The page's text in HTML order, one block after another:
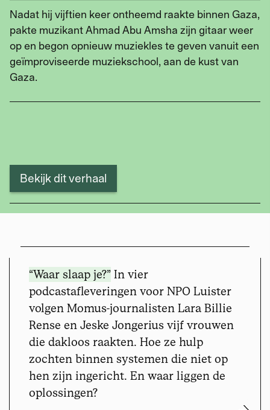
Nadat hij vijftien keer ontheemd raakte binnen Gaza,
pakte muzikant Ahmad Abu Amsha zijn gitaar weer
op en begon opnieuw muziekles te geven vanuit een
geïmproviseerde muziekschool, aan de kust van
Gaza.
Bekijk dit verhaal
“Waar slaap je?” In vier
podcastafleveringen voor NPO Luister
volgen Momus-journalisten Lara Billie
Rense en Jeske Jongerius vijf vrouwen
die dakloos raakten. Hoe ze hulp
zochten binnen systemen die niet op
hen zijn ingericht. En waar liggen de
oplossingen?